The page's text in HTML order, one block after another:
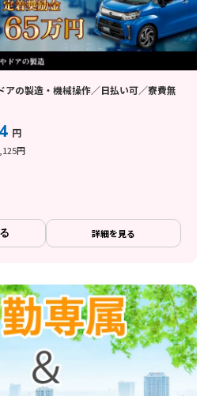
アの製造・機械操作／日払い可／寮費無
円
円
詳細を見る